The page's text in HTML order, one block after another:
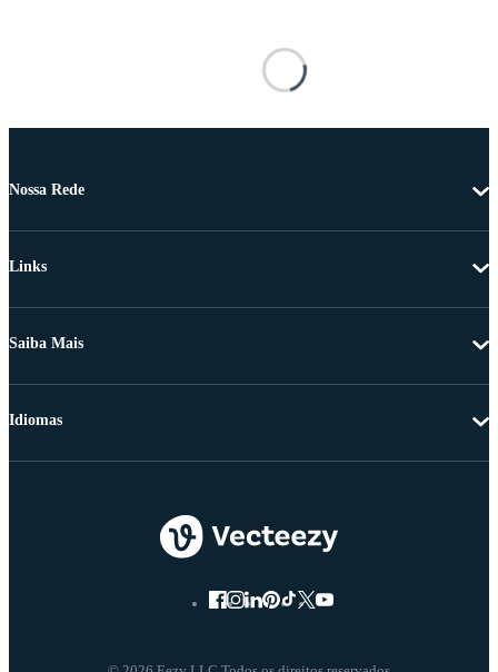
Nossa Rede
Links
Saiba Mais
Idiomas